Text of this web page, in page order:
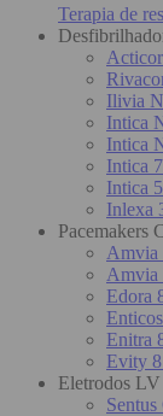
Terapia de
Ilivia
Intica
Intica
Intica
Intica
Inlexa
Pacemakers
Amvia
Amvia
Edora
Enitra
Evity
Eletrodos LV